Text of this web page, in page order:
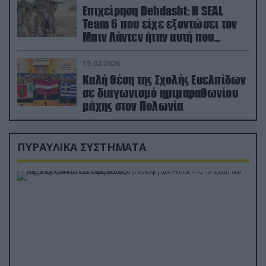
Επιχείρηση Dehdasht: Η SEAL
Team 6 που είχε εξοντώσει τον
Μπιν Λάντεν ήταν αυτή που
διέσωσε τον πιλότο του F-15
15.02.2026
Καλή θέση της Σχολής Ευελπίδων
σε διαγωνισμό ημιμαραθωνίου
μάχης στον Πολωνία
ΠΥΡΑΥΛΙΚΑ ΣΥΣΤΗΜΑΤΑ